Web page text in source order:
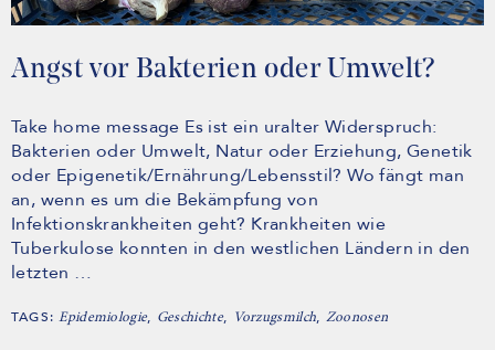
Angst vor Bakterien oder Umwelt?
Take home message Es ist ein uralter Widerspruch:
Bakterien oder Umwelt, Natur oder Erziehung, Genetik
oder Epigenetik/Ernährung/Lebensstil? Wo fängt man
an, wenn es um die Bekämpfung von
Infektionskrankheiten geht? Krankheiten wie
Tuberkulose konnten in den westlichen Ländern in den
letzten …
TAGS:Epidemiologie, Geschichte, Vorzugsmilch, Zoonosen